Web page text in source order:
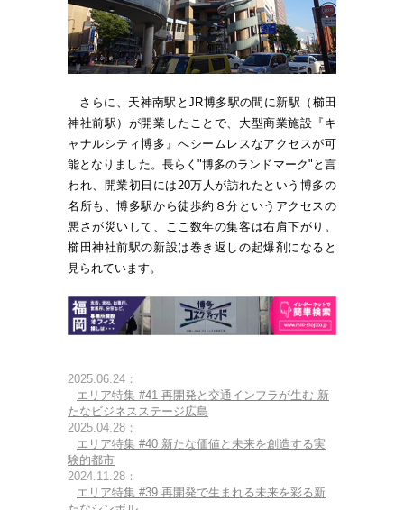
さらに、天神南駅とJR博多駅の間に新駅（櫛田
神社前駅）が開業したことで、大型商業施設『キ
ャナルシティ博多』へシームレスなアクセスが可
能となりました。長らく"博多のランドマーク"と言
われ、開業初日には20万人が訪れたという博多の
名所も、博多駅から徒歩約８分というアクセスの
悪さが災いして、ここ数年の集客は右肩下がり。
櫛田神社前駅の新設は巻き返しの起爆剤になると
見られています。
2025.06.24：
エリア特集 #41 再開発と交通インフラが生む 新
たなビジネスステージ広島
2025.04.28：
エリア特集 #40 新たな価値と未来を創造する実
験的都市
2024.11.28：
エリア特集 #39 再開発で生まれる未来を彩る新